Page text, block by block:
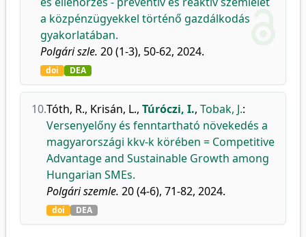
a közpénzügyekkel történő gazdálkodás
gyakorlatában.
Polgári szle. 20 (1-3), 50-62, 2024.
doi DEA
10.Tóth, R., Krisán, L., Túróczi, I., Tobak, J.:
Versenyelőny és fenntartható növekedés a
magyarországi kkv-k körében = Competitive
Advantage and Sustainable Growth among
Hungarian SMEs.
Polgári szemle. 20 (4-6), 71-82, 2024.
doi DEA